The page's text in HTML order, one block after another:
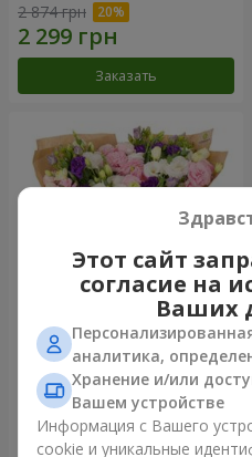
2 874 грн
Заказать
15 разноцветных эустом
3 332 грн
Этот сайт
согласие на
Ваших
аналитика,
Хранение и/или
Вашем устройстве
Информация с Вашего
cookie и уникальные